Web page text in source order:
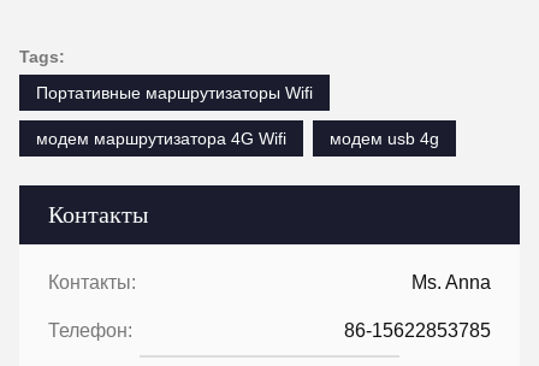
Контакты
Контакты: Ms. Anna
Телефон: 86-15622853785
Tags:
Портативные маршрутизаторы Wifi
модем маршрутизатора 4G Wifi модем usb 4g